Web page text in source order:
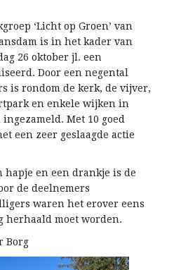
‘Licht op Groen’ van
is in het kader van
26 oktober jl. een
Door een negental
is rondom de kerk, de vijver,
en enkele wijken in
Met 10 goed
een zeer geslaagde actie
hapje en een drankje is de
de deelnemers
waren het erover eens
herhaald moet worden.
Borg